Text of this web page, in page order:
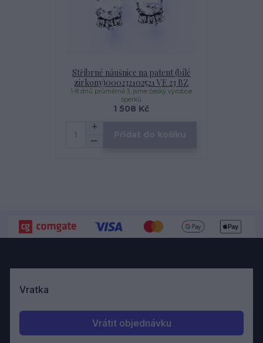
Stříbrné náušnice na patent (bílé
zirkony)000232102521 VE 23 BZ
1 508 Kč
1-8 dnů průměrně 3, jsme český výrobce
šperků